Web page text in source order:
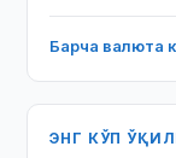
Барча валюта
ЭНГ КЎП